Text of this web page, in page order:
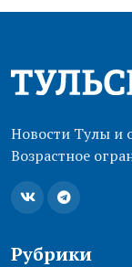
Новости Тулы и
Возрастное
Рубрики